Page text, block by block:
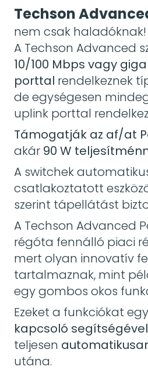
Techson
nem csak haladóknak!
A Techson Advanced
10/100 Mbps vagy
porttal rendelkeznek
de egységesen
uplink porttal
Támogatják az af/at
akár 90 W
A switchek
csatlakoztatott
szerint tápellátást
A Techson Advanced
régóta fennálló piaci
mert olyan innovatív
tartalmaznak, mint
egy gombos okos
Ezeket a funkciókat
kapcsoló segítségével
teljesen
utána.